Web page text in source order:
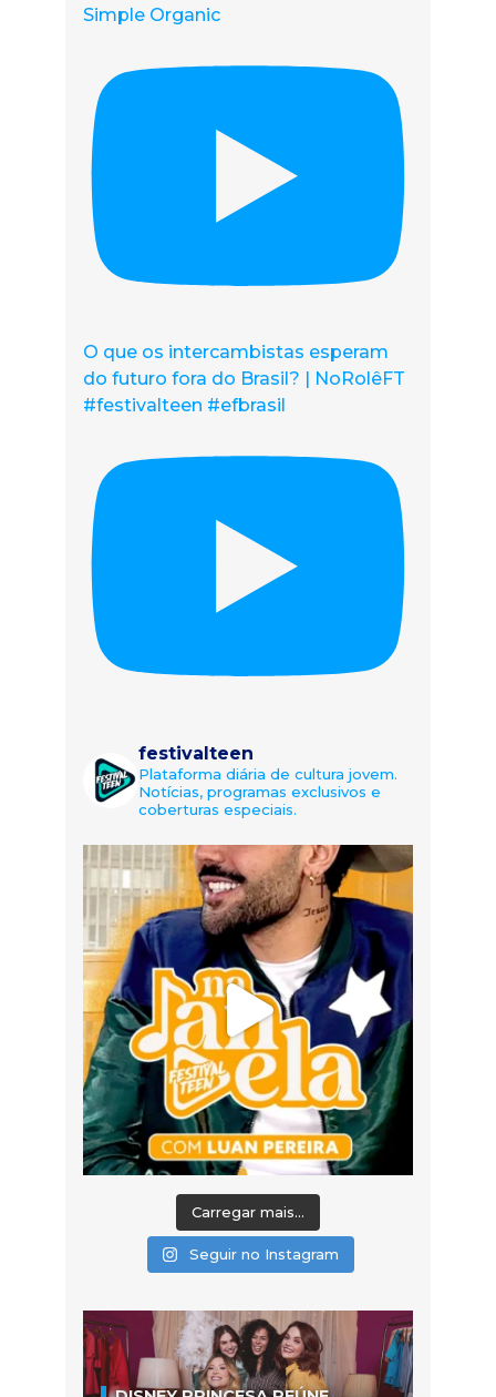
Simple Organic
O que os intercambistas esperam
do futuro fora do Brasil? | NoRolêFT
#festivalteen #efbrasil
festivalteen
Plataforma diária de cultura jovem.
Notícias, programas exclusivos e
coberturas especiais.
Carregar mais...
Seguir no Instagram